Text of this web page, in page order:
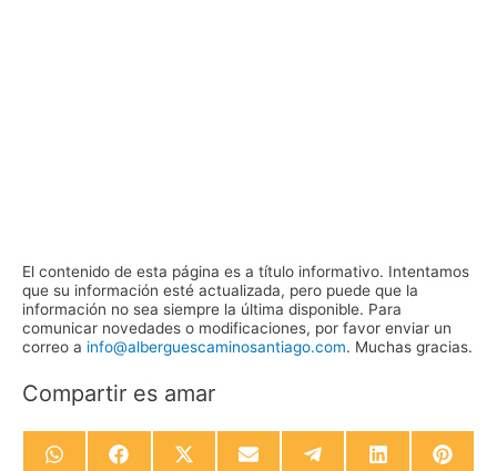
El contenido de esta página es a título informativo. Intentamos
que su información esté actualizada, pero puede que la
información no sea siempre la última disponible. Para
comunicar novedades o modificaciones, por favor enviar un
correo a info@alberguescaminosantiago.com. Muchas gracias.
Compartir es amar
CompartirCompartirCompartirCompartirCompartirCompartir